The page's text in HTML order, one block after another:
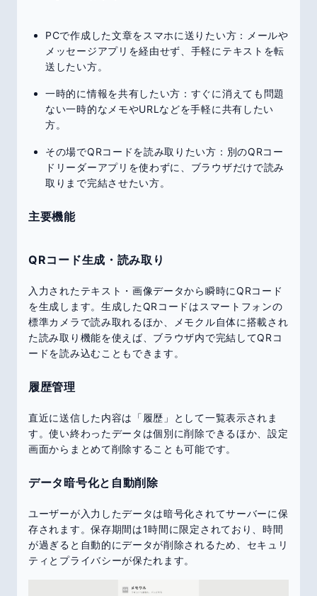
PCで作成した文章をスマホに送りたい方：メールや
メッセージアプリを経由せず、手軽にテキストを転
送したい方。
一時的に情報を共有したい方：すぐに消えても問題
ない一時的なメモやURLなどを手軽に共有したい
方。
その場でQRコードを読み取りたい方：別のQRコー
ドリーダーアプリを使わずに、ブラウザだけで読み
取りまで完結させたい方。
主要機能
QRコード生成・読み取り
入力されたテキスト・画像データから瞬時にQRコード
を生成します。生成したQRコードはスマートフォンの
標準カメラで読み取れるほか、メモクル自体に搭載され
た読み取り機能を使えば、ブラウザ内で完結してQRコ
ードを読み込むこともできます。
履歴管理
直近に送信した内容は「履歴」として一覧表示されま
す。使い終わったデータは個別に削除できるほか、設定
画面からまとめて削除することも可能です。
データ暗号化と自動削除
ユーザーが入力したデータは暗号化されてサーバーに保
存されます。保存期間は1時間に限定されており、時間
が過ぎると自動的にデータが削除されるため、セキュリ
ティとプライバシーが保たれます。